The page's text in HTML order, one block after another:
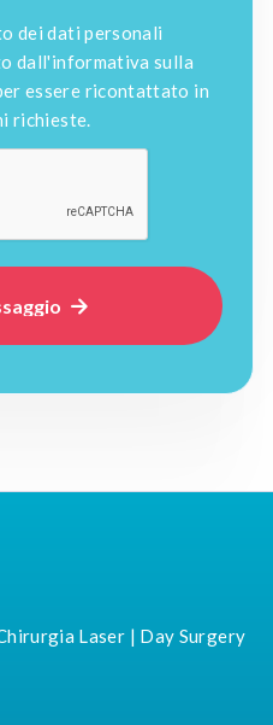
dei dati personali
dall'informativa sulla
essere ricontattato in
richieste.

Laser | Day Surgery